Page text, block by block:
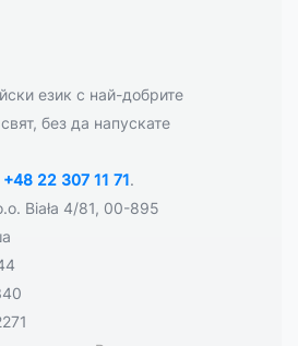
език с най-добрите
без да напускате
+48 22 307 11 71.
Biała 4/81, 00-895